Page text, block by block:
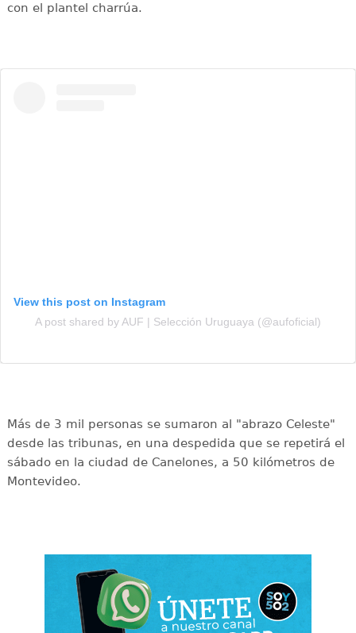
con el plantel charrúa.
View this post on Instagram
A post shared by AUF | Selección Uruguaya (@aufoficial)
Más de 3 mil personas se sumaron al "abrazo Celeste"
desde las tribunas, en una despedida que se repetirá el
sábado en la ciudad de Canelones, a 50 kilómetros de
Montevideo.